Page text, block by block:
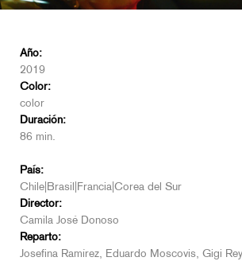
Año:
2019
Color:
color
Duración:
86 min.
País:
Chile|Brasil|Francia|Corea del Sur
Director:
Camila José Donoso
Reparto:
Josefina Ramírez, Eduardo Moscovis, Gigi